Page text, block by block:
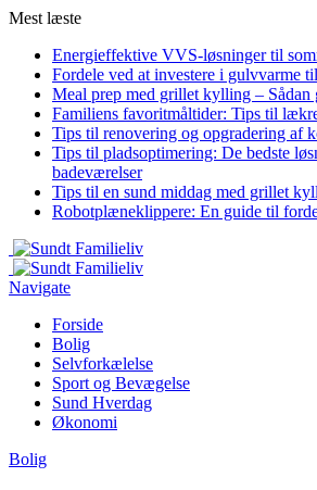
Mest læste
Energieffektive VVS-løsninger til
Fordele ved at investere i gulvvarme
Meal prep med grillet kylling – Sådan
Familiens favoritmåltider: Tips til
Tips til renovering og opgradering af
Tips til pladsoptimering: De bedste
badeværelser
Tips til en sund middag med grillet
Robotplæneklippere: En guide til
Navigate
Forside
Bolig
Selvforkælelse
Sport og Bevægelse
Sund Hverdag
Økonomi
Bolig